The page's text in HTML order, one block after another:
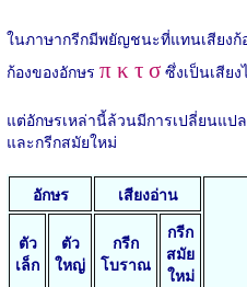
ในภาษากรีกมีพยัญชนะที่แทนเสียงก้
ก้องของอักษร π κ τ σ ซึ่งเป็นเสียง
แต่อักษรเหล่านี้ล้วนมีการเปลี่ยนแป
และกรีกสมัยใหม่
อักษร
เสียงอ่าน
ตัว
เล็ก
ตัว
ใหญ่
กรีก
โบราณ
กรีก
สมัย
ใหม่